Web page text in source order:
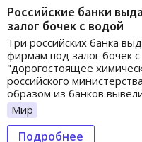
Российские банки
залог бочек с водой
Три российских банка
фирмам под залог бочек
"дорогостоящее
российского
образом из банков
Мир
Подробнее